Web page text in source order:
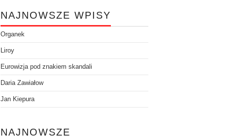
NAJNOWSZE WPISY
Organek
Liroy
Eurowizja pod znakiem skandali
Daria Zawiałow
Jan Kiepura
NAJNOWSZE